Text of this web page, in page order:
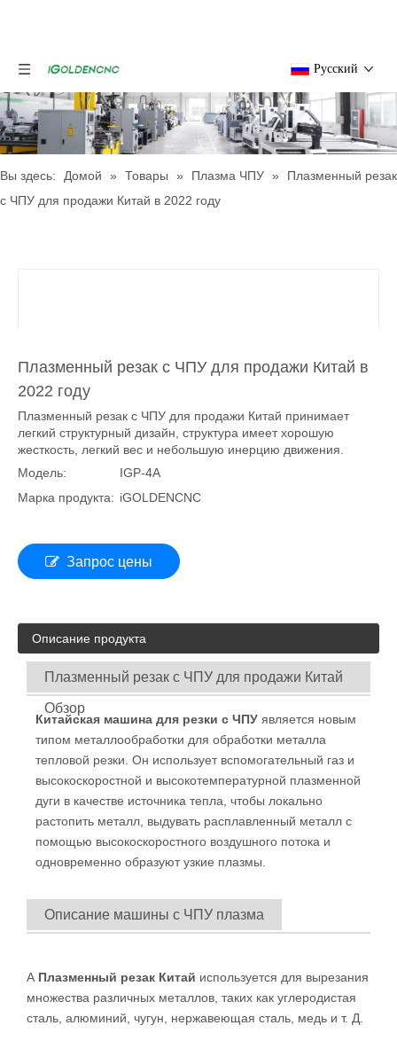
Вы здесь: Домой » Товары Плазма ЧПУ » Плазменный резак
2022 году
Плазменный резак с ЧПУ для продажи Китай принимает
легкий структурный дизайн, структура имеет хорошую
жесткость, легкий вес и небольшую инерцию движения.
Модель:
IGP-4A
Марка продукта: iGOLDENCNC
Запрос цены
Плазменный резак с ЧПУ для продажи Китай
типом металлообработки для обработки металла
тепловой резки. Он использует вспомогательный газ и
высокоскоростной и высокотемпературной плазменной